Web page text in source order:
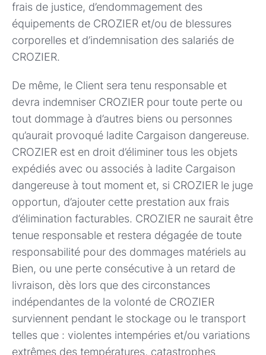
frais de justice, d’endommagement des
équipements de CROZIER et/ou de blessures
corporelles et d’indemnisation des salariés de
CROZIER.
De même, le Client sera tenu responsable et
devra indemniser CROZIER pour toute perte ou
tout dommage à d’autres biens ou personnes
qu’aurait provoqué ladite Cargaison dangereuse.
CROZIER est en droit d’éliminer tous les objets
expédiés avec ou associés à ladite Cargaison
dangereuse à tout moment et, si CROZIER le juge
opportun, d’ajouter cette prestation aux frais
d’élimination facturables. CROZIER ne saurait être
tenue responsable et restera dégagée de toute
responsabilité pour des dommages matériels au
Bien, ou une perte consécutive à un retard de
livraison, dès lors que des circonstances
indépendantes de la volonté de CROZIER
surviennent pendant le stockage ou le transport
telles que : violentes intempéries et/ou variations
extrêmes des températures, catastrophes